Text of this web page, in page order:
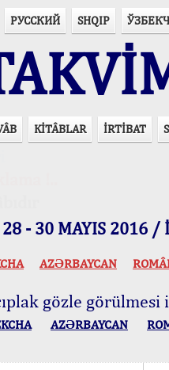
РУССКИЙ SHQIP
KİTÂBLAR İRTİBAT
- 30 MAYIS 2016 /
AZӘRBAYCAN
gözle görülmesi
AZӘRBAYCAN